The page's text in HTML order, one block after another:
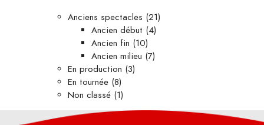
Anciens spectacles (21)
Ancien début (4)
Ancien fin (10)
Ancien milieu (7)
En production (3)
En tournée (8)
Non classé (1)